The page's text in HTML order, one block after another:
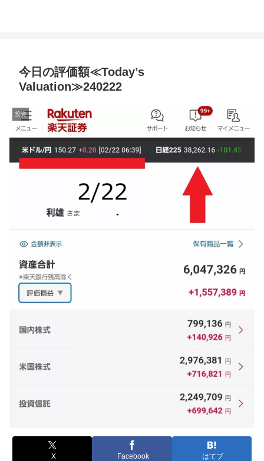
今日の評価額≪Today’s
Valuation≫240222
投資
X Facebook はてブ